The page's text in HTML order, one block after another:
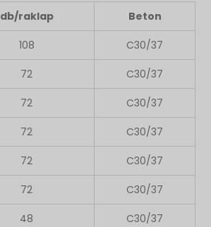
db/raklap Beton
108 C30/37
72 C30/37
72 C30/37
72 C30/37
72 C30/37
72 C30/37
48 C30/37